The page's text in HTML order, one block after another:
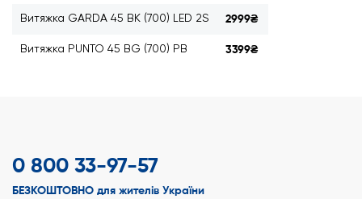
Витяжка GARDA 45 BK (700) LED 2S 2999₴
Витяжка PUNTO 45 BG (700) PB 3399₴
0 800 33-97-57
БЕЗКОШТОВНО для жителів України